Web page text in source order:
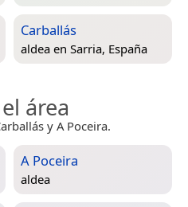
Carballás
aldea en Sarria, España
área
y A Poceira.
A Poceira
aldea